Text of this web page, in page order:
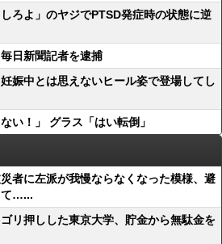
ろよ」のヤジでPTSD発症時の状態に逆
日新聞記者を逮捕
娠中とは思えないヒール姿で登場してし
い！」 グラス「はい転倒」
者に左派が我慢ならなくなった模様、避
て…...
リ押しした東京大学、貯金から無駄金を